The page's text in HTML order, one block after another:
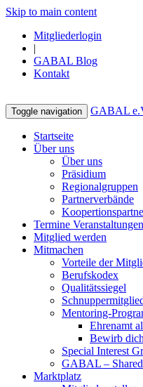
Skip to main content
Mitgliederlogin
|
GABAL Blog
Kontakt
Toggle navigation GABAL
Startseite
Über uns
Über uns
Präsidium
Regionalgruppen
Partnerverbände
Termine Veranstaltungen
Mitglied werden
Mitmachen
Vorteile der
Berufskodex
Qualitätssiegel
Mentoring-
Ehrenamt
Bewirb
Special Interest
GABAL –
Marktplatz